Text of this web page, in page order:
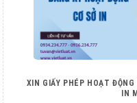
XIN GIẤY PHÉP HOẠT
IN